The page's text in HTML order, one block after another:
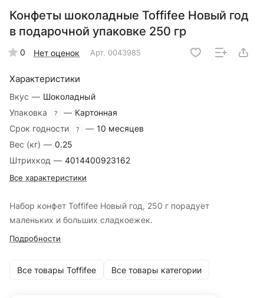
Конфеты шоколадные Toffifee Новый год
в подарочной упаковке 250 гр
0 Нет оценок Арт. 0043985
Характеристики
Вкус — Шоколадный
Упаковка
? — Картонная
Срок годности
? — 10 месяцев
Вес (кг) — 0.25
Штрихкод — 4014400923162
Все характеристики
Набор конфет Toffifee Новый год, 250 г порадует
маленьких и больших сладкоежек.
Подробности
Все товары Toffifeе Все товары категории